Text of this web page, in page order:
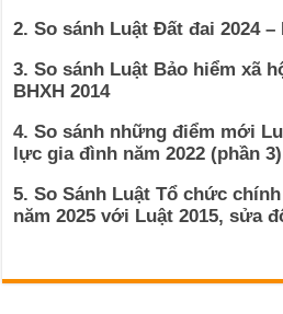
2. So sánh Luật Đất đai 2024
3. So sánh Luật Bảo hiểm xã
BHXH 2014
4. So sánh những điểm mới
lực gia đình năm 2022 (phần 3)
5. So Sánh Luật Tổ chức
năm 2025 với Luật 2015, sửa